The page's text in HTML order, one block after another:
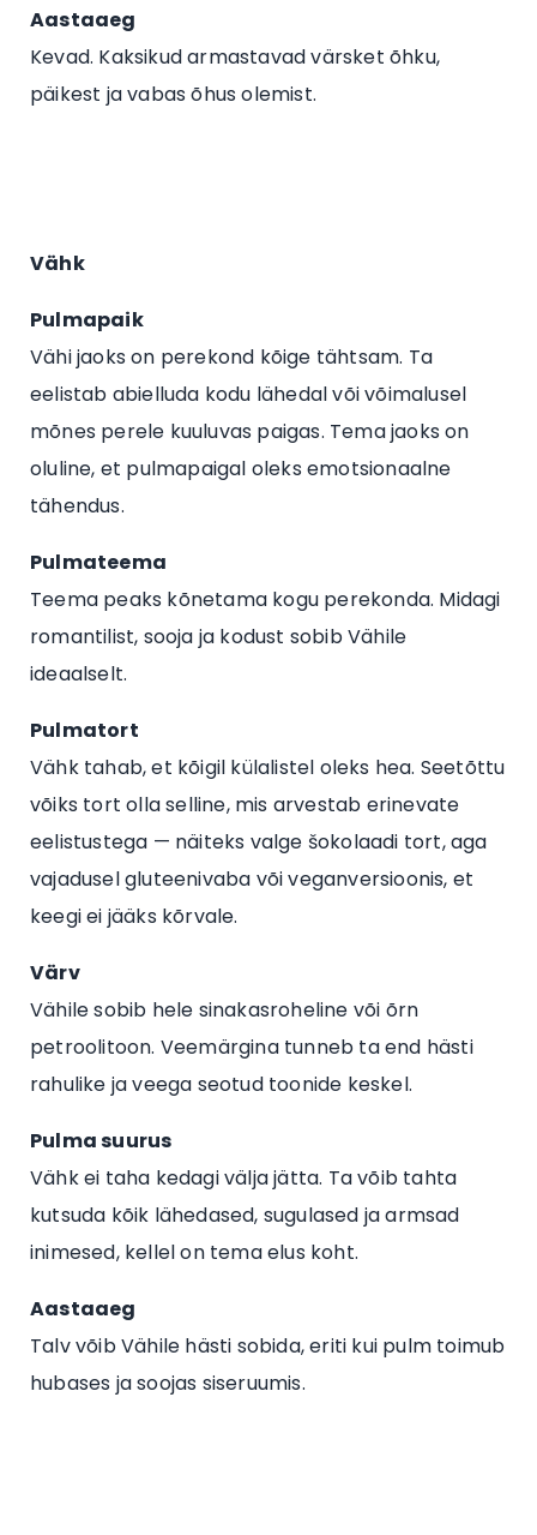
Aastaaeg
Kevad. Kaksikud armastavad värsket õhku,
päikest ja vabas õhus olemist.
Vähk
Pulmapaik
Vähi jaoks on perekond kõige tähtsam. Ta
eelistab abielluda kodu lähedal või võimalusel
mõnes perele kuuluvas paigas. Tema jaoks on
oluline, et pulmapaigal oleks emotsionaalne
tähendus.
Pulmateema
Teema peaks kõnetama kogu perekonda. Midagi
romantilist, sooja ja kodust sobib Vähile
ideaalselt.
Pulmatort
Vähk tahab, et kõigil külalistel oleks hea. Seetõttu
võiks tort olla selline, mis arvestab erinevate
eelistustega — näiteks valge šokolaadi tort, aga
vajadusel gluteenivaba või veganversioonis, et
keegi ei jääks kõrvale.
Värv
Vähile sobib hele sinakasroheline või õrn
petroolitoon. Veemärgina tunneb ta end hästi
rahulike ja veega seotud toonide keskel.
Pulma suurus
Vähk ei taha kedagi välja jätta. Ta võib tahta
kutsuda kõik lähedased, sugulased ja armsad
inimesed, kellel on tema elus koht.
Aastaaeg
Talv võib Vähile hästi sobida, eriti kui pulm toimub
hubases ja soojas siseruumis.